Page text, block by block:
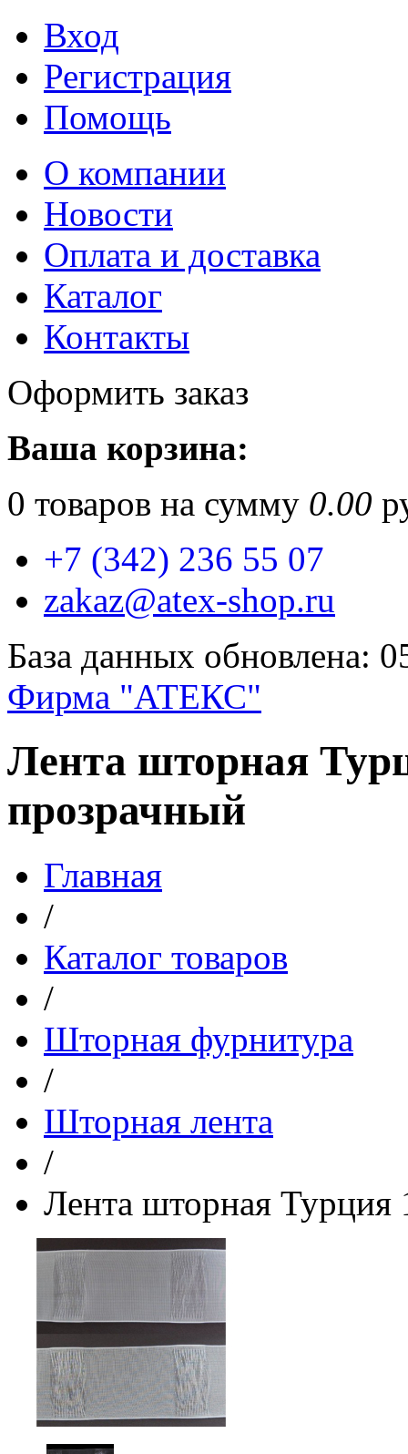
Вход
Регистрация
Помощь
О компании
Новости
Оплата и доставка
Каталог
Контакты
Оформить заказ
Ваша корзина:
0 товаров на сумму 0.00
+7 (342) 236 55 07
zakaz@atex-shop.ru
База данных обновлена:
Фирма "АТЕКС"
Лента шторная
прозрачный
Главная
/
Каталог товаров
/
Шторная фурнитура
/
Шторная лента
/
Лента шторная